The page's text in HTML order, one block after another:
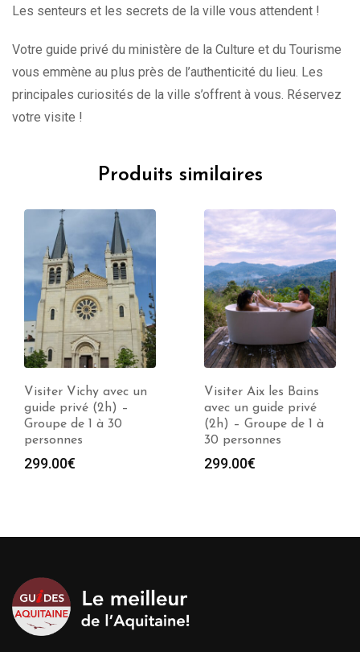
Les senteurs et les secrets de la ville vous attendent !
Votre guide privé du ministère de la Culture et du Tourisme
vous emmène au plus près de l’authenticité du lieu. Les
principales curiosités de la ville s’offrent à vous. Réservez
votre visite !
Produits similaires
Visiter Aix les Bains
avec un guide privé
(2h) – Groupe de 1 à
30 personnes
299.00€
Visiter Clermont-
Ferrand avec un guide
privé (2h) – Groupe
de 1 à 30 personnes
299.00€